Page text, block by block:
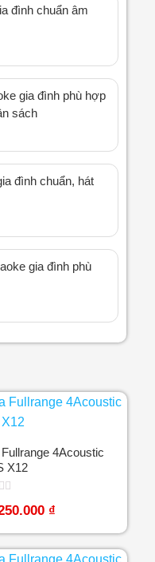
đình chuẩn âm
gia đình phù hợp
sách
đình chuẩn, hát
gia đình phù
Fullrange 4Acoustic
X12
₫